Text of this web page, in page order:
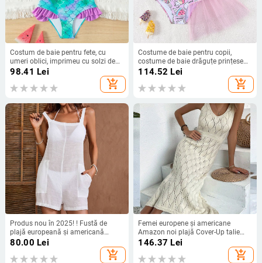
Costum de baie pentru fete, cu
umeri oblici, imprimeu cu solzi de
pește, 2025, costum de baie nou
98.41 Lei
add_shopping_cart
Costume de baie pentru copii,
costume de baie drăguțe prințese
pentru copii mari, stil nou, stil
114.52 Lei
add_shopping_cart
Produs nou în 2025! ! Fustă de
plajă europeană și americană
pentru femei, culoare solidă, bikini
pentru plajă, costum de baie,
acoperire solară, îmbrăcăminte
80.00 Lei
add_shopping_cart
Femei europene și americane
Amazon noi plajă Cover-Up talie
sexy culoare pură Hollow tricotat
lung costum de baie cu protecție
solară tricou
146.37 Lei
add_shopping_cart